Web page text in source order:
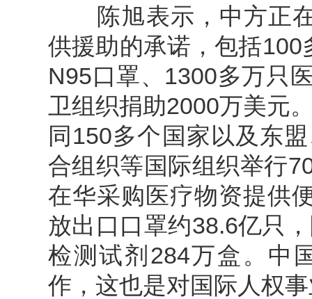
陈旭表示，中方正在
供援助的承诺，包括
N95口罩、1300多万只
卫组织捐助2000万美元
同150多个国家以及东
合组织等国际组织举行
在华采购医疗物资提供
放出口口罩约38.6亿只
检测试剂284万盒。中
作，这也是对国际人权